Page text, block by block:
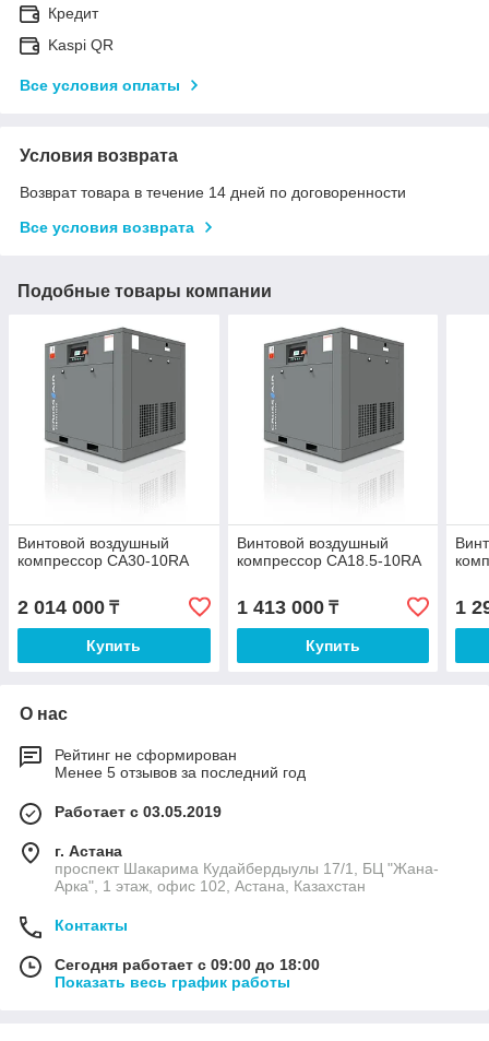
Кредит
Kaspi QR
Все условия оплаты
Условия возврата
Возврат товара в течение 14 дней по договоренности
Все условия возврата
Подобные товары компании
Винтовой воздушный
компрессор CA30-10RA
2 014 000 ₸
Купить
Винтовой воздушный
компрессор CA18.5-10RA
1 413 000₸
Купить
1
О нас
Рейтинг не сформирован
Менее 5 отзывов за последний год
Работает с 03.05.2019
г. Астана
проспект Шакарима Кудайбердыулы 17/1, БЦ "Жана-
Арка", 1 этаж, офис 102, Астана, Казахстан
Контакты
Сегодня работает с 09:00 до 18:00
Показать весь график работы